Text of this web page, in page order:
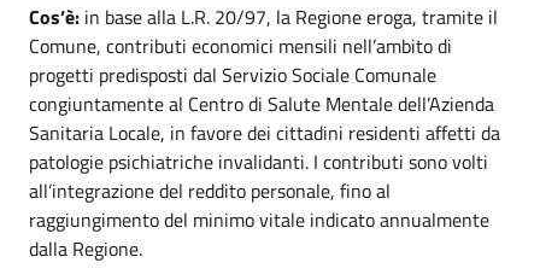
Cos’è: in base alla L.R. 20/97, la Regione eroga, tramite il
Comune, contributi economici mensili nell’ambito di
progetti predisposti dal Servizio Sociale Comunale
congiuntamente al Centro di Salute Mentale dell’Azienda
Sanitaria Locale, in favore dei cittadini residenti affetti da
patologie psichiatriche invalidanti. I contributi sono volti
all’integrazione del reddito personale, fino al
raggiungimento del minimo vitale indicato annualmente
dalla Regione.